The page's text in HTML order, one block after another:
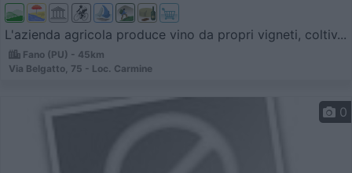
L'azienda agricola produce vino da propri vigneti, coltiv...
Fano (PU) - 45km
Via Belgatto, 75 - Loc. Carmine
0